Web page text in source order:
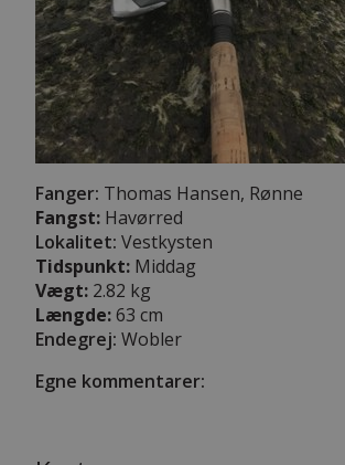
Fanger: Thomas Hansen, Rønne
Fangst: Havørred
Lokalitet: Vestkysten
Tidspunkt: Middag
Vægt: 2.82 kg
Længde:63 cm
Endegrej: Wobler
Egne kommentarer: